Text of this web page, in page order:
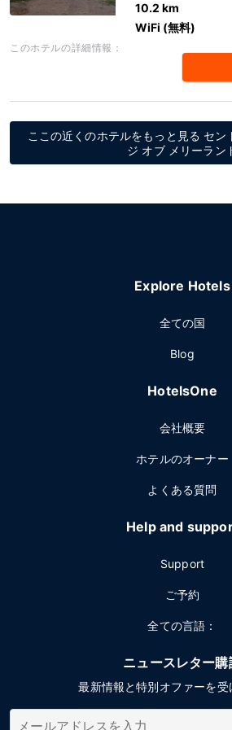
10.2 km
WiFi (無料)
このホテルの詳細情報：
ここの近くのホテルをもっと見る セン
ジ オブ メリーラン
Explore Hotels
全ての国
Blog
HotelsOne
会社概要
ホテルのオーナー
よくある質問
Help and
Support
ご予約
全ての言語：
ニュースレター購
最新情報と特別オファーを受